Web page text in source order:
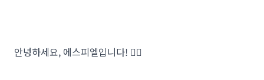
안녕하세요, 에스피엘입니다! 🙋‍♀️